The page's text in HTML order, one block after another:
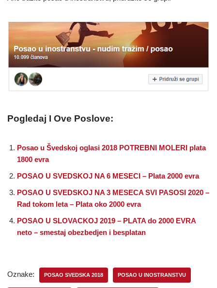
Pogledaj I Ove Poslove:
Posao u Švedskoj oglasi 2018 POTREBNI MOLERI plata
1800 evra
POSAO U SVEDSKOJ NA 6 MESECI – Plata 2000 evra
POSAO U SVEDSKOJ NA 3 MESECA SVI PASOSI 2020 –
Rad tokom leta – Plata oko 2000 evra
POSAO U SLOVACKOJ 2019 – PLATA do 2000 EVRA
neto – smestaj obezbedjen i besplatan
Oznake: POSAO SVEDSKA 2018 POSAO U INOSTRANSTVU